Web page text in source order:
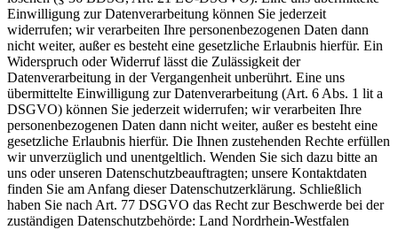
Einwilligung zur Datenverarbeitung können Sie jederzeit
widerrufen; wir verarbeiten Ihre personenbezogenen Daten dann
nicht weiter, außer es besteht eine gesetzliche Erlaubnis hierfür. Ein
Widerspruch oder Widerruf lässt die Zulässigkeit der
Datenverarbeitung in der Vergangenheit unberührt. Eine uns
übermittelte Einwilligung zur Datenverarbeitung (Art. 6 Abs. 1 lit a
DSGVO) können Sie jederzeit widerrufen; wir verarbeiten Ihre
personenbezogenen Daten dann nicht weiter, außer es besteht eine
gesetzliche Erlaubnis hierfür. Die Ihnen zustehenden Rechte erfüllen
wir unverzüglich und unentgeltlich. Wenden Sie sich dazu bitte an
uns oder unseren Datenschutzbeauftragten; unsere Kontaktdaten
finden Sie am Anfang dieser Datenschutzerklärung. Schließlich
haben Sie nach Art. 77 DSGVO das Recht zur Beschwerde bei der
zuständigen Datenschutzbehörde: Land Nordrhein-Westfalen